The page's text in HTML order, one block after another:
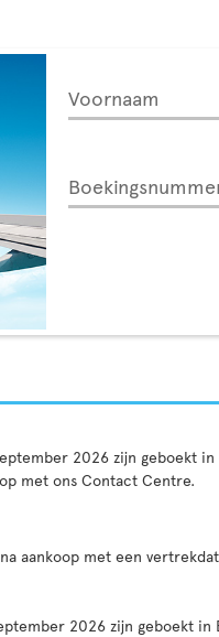
Voornaam
2026 zijn geboekt
met ons Contact Centre.
aankoop met een
2026 zijn geboekt